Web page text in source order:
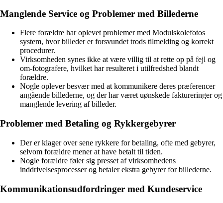
Manglende Service og Problemer med Billederne
Flere forældre har oplevet problemer med Modulskolefotos
system, hvor billeder er forsvundet trods tilmelding og korrekt
procedurer.
Virksomheden synes ikke at være villig til at rette op på fejl og
om-fotografere, hvilket har resulteret i utilfredshed blandt
forældre.
Nogle oplever besvær med at kommunikere deres præferencer
angående billederne, og der har været uønskede faktureringer og
manglende levering af billeder.
Problemer med Betaling og Rykkergebyrer
Der er klager over sene rykkere for betaling, ofte med gebyrer,
selvom forældre mener at have betalt til tiden.
Nogle forældre føler sig presset af virksomhedens
inddrivelsesprocesser og betaler ekstra gebyrer for billederne.
Kommunikationsudfordringer med Kundeservice